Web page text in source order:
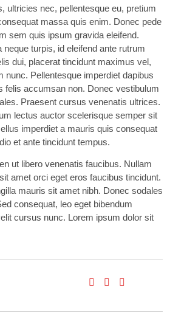
ultricies nec, pellentesque eu, pretium
massa quis enim. Donec pede
sem quis ipsum gravida eleifend.
neque turpis, id eleifend ante rutrum
dui, placerat tincidunt maximus vel,
nunc. Pellentesque imperdiet dapibus
felis accumsan non. Donec vestibulum
Praesent cursus venenatis ultrices.
lectus auctor scelerisque semper sit
imperdiet a mauris quis consequat
et ante tincidunt tempus.
ut libero venenatis faucibus. Nullam
amet orci eget eros faucibus tincidunt.
mauris sit amet nibh. Donec sodales
consequat, leo eget bibendum
cursus nunc. Lorem ipsum dolor sit